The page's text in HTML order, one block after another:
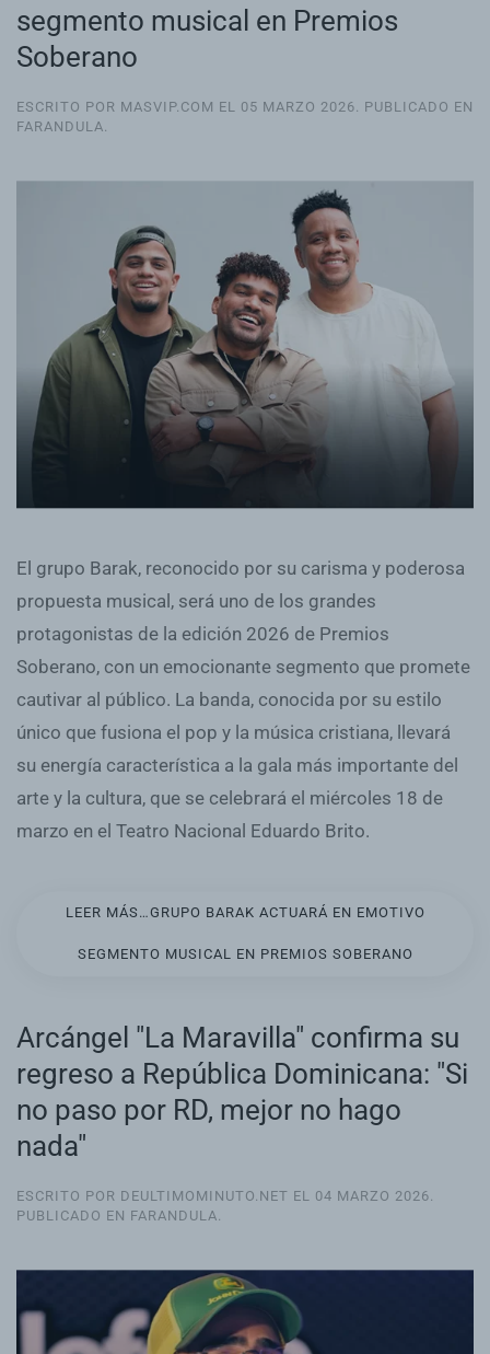
segmento musical en Premios
Soberano
ESCRITO POR MASVIP.COM EL 05 MARZO 2026. PUBLICADO EN
FARANDULA.
El grupo Barak, reconocido por su carisma y poderosa
propuesta musical, será uno de los grandes
protagonistas de la edición 2026 de Premios
Soberano, con un emocionante segmento que promete
cautivar al público. La banda, conocida por su estilo
único que fusiona el pop y la música cristiana, llevará
su energía característica a la gala más importante del
arte y la cultura, que se celebrará el miércoles 18 de
marzo en el Teatro Nacional Eduardo Brito.
LEER MÁS…GRUPO BARAK ACTUARÁ EN EMOTIVO
SEGMENTO MUSICAL EN PREMIOS SOBERANO
Arcángel "La Maravilla" confirma su
regreso a República Dominicana: "Si
no paso por RD, mejor no hago
nada"
ESCRITO POR DEULTIMOMINUTO.NET EL 04 MARZO 2026.
PUBLICADO EN FARANDULA.